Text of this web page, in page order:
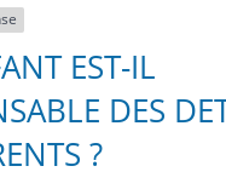
EST-IL
DES
?